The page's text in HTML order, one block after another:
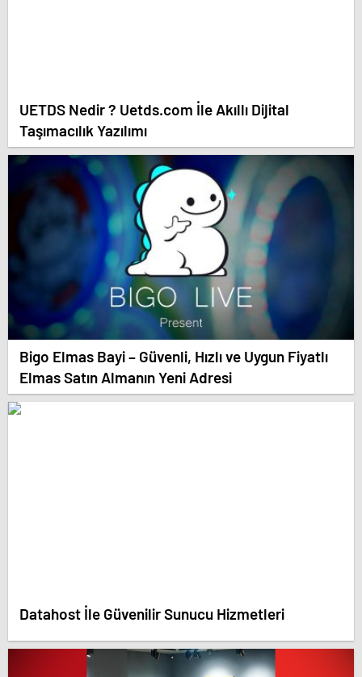
UETDS Nedir ? Uetds.com İle Akıllı Dijital
Taşımacılık Yazılımı
Bigo Elmas Bayi – Güvenli, Hızlı ve Uygun Fiyatlı
Elmas Satın Almanın Yeni Adresi
Datahost İle Güvenilir Sunucu Hizmetleri